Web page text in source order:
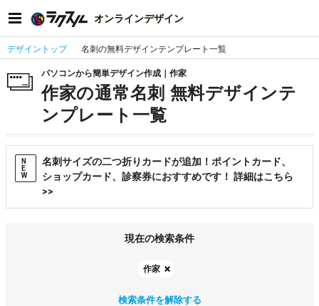
オンラインデザイン
デザイントップ 名刺の無料デザインテンプレート一覧
パソコンから簡単デザイン作成｜作家
作家の通常名刺 無料デザインテ
ンプレート一覧
N
E
W
名刺サイズの二つ折りカードが追加！ポイントカード、
ショップカード、診察券におすすめです！ 詳細はこちら
>>
現在の検索条件
作家
検索条件を解除する